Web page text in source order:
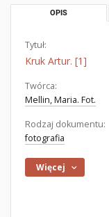
OPIS
Tytuł:
Kruk Artur. [1]
Twórca:
Mellin, Maria. Fot.
Rodzaj dokumentu:
fotografia
Więcej